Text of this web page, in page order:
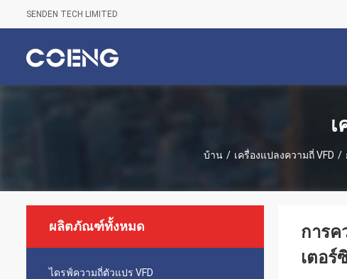
SENDEN TECH LIMITED
บ้าน / เครื่องแปลงความถี่ VFD /
ผลิตภัณฑ์ทั้งหมด
ไดรฟ์ความถี่ตัวแปร VFD
การค
เตอร์